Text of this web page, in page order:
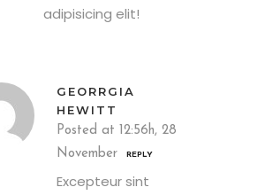
adipisicing elit!
GEORRGIA
HEWITT
Posted at 12:56h, 28
November
REPLY
Excepteur sint